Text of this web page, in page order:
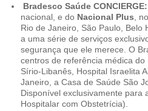
Bradesco Saúde CONCIERGE:
nacional, e do Nacional Plus ,
Rio de Janeiro, São Paulo, Belo
a uma série de serviços
segurança que ele merece. O
centros de referência médica
Sírio-Libanês, Hospital Israelita
Janeiro, a Casa de Saúde São
Disponível exclusivamente para
Hospitalar com Obstetrícia).